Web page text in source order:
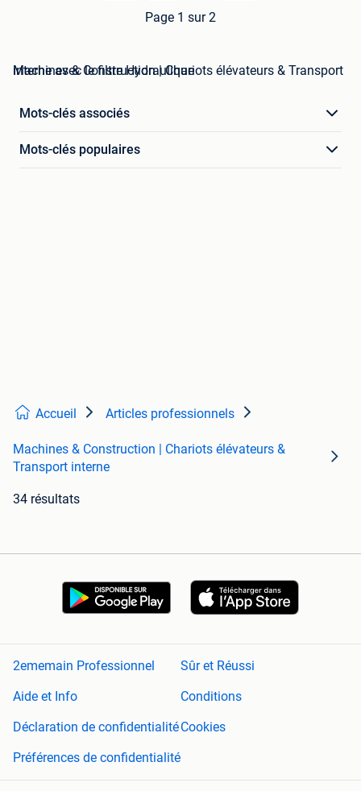
Page 1 sur 2
Machines & Construction | Chariots élévateurs & Transport interne avec le filtre Hydraulique
Mots-clés associés
Mots-clés populaires
Accueil Articles professionnels
Machines & Construction | Chariots élévateurs &
Transport interne
34 résultats
2ememain Professionnel
Sûr et Réussi
Aide et Info
Conditions
Déclaration de confidentialitéCookies
Préférences de confidentialité